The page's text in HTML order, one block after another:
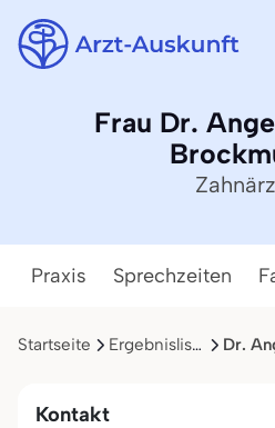
Frau Dr.
Praxis Sprechzeiten
Startseite Ergebnisliste Dr.
Kontakt